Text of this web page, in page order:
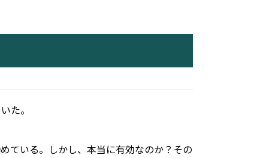
た。
ている。しかし、本当に有効なのか？その